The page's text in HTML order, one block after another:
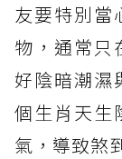
友要特別當
物，通常只
好陰暗潮濕
個生肖天生
氣，導致煞